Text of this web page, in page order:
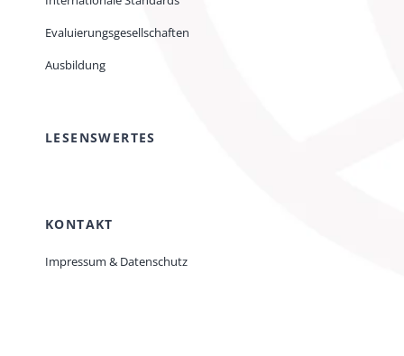
Evaluierungsgesellschaften
Ausbildung
LESENSWERTES
KONTAKT
Impressum & Datenschutz